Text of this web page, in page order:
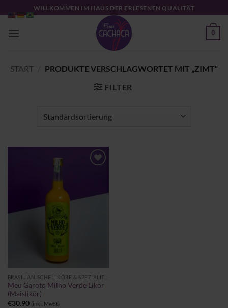
Inhalt
springen
WILLKOMMEN IM HAUS DER ERLESENEN QUALITÄT
0
START
PRODUKTE VERSCHLAGWORTET MIT „ZIMT“
FILTER
Meu Garoto Milho Verde Likör
(Maislikör)
€30.90 (inkl. MwSt)